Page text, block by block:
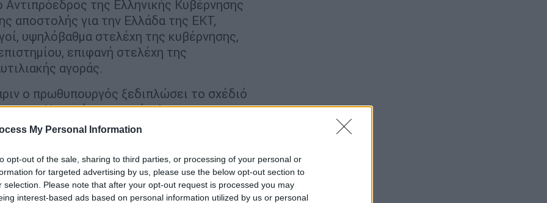
My Personal Information
opt-out of the sale, sharing to third parties, or processing of your personal or
for targeted advertising by us, please use the below opt-out section to
selection. Please note that after your opt-out request is processed you may
interest-based ads based on personal information utilized by us or personal
της Ελληνικής Κυβέρνησης
αποστολής για την Ελλάδα της ΕΚΤ,
υψηλόβαθμα στελέχη της κυβέρνησης,
επιφανή στελέχη της
αγοράς.
ο πρωθυπουργός ξεδιπλώσει το σχέδιό
της «Η» ανοίγει τον φάκελο της
και σκέψη.
συνεδρίου